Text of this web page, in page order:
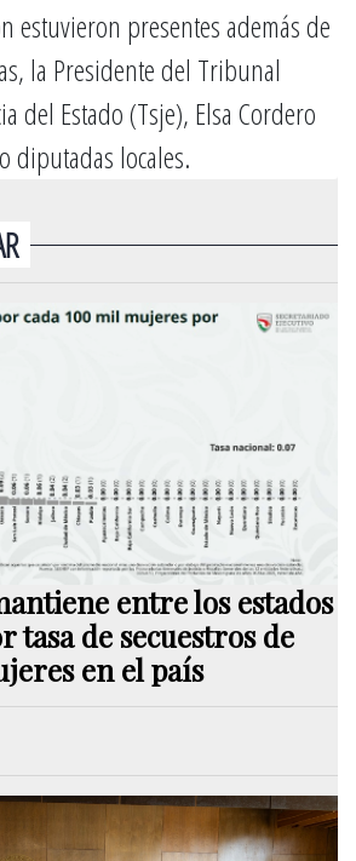
estuvieron presentes además de
la Presidente del Tribunal
del Estado (Tsje), Elsa Cordero
diputadas locales.
entre los estados
tasa de secuestros de
en el país